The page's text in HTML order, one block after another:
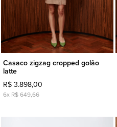
Casaco zigzag cropped golão
latte
R$ 3.898,00
6x R$ 649,66